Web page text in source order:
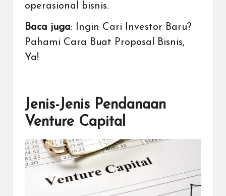
operasional bisnis.
Baca juga:
Ingin Cari Investor Baru?
Pahami Cara Buat Proposal Bisnis,
Ya!
Jenis-Jenis Pendanaan
Venture Capital